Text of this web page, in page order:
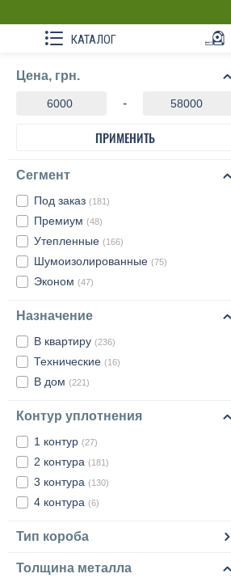
КАТАЛОГ
Цена, грн.
-
ПРИМЕНИТЬ
Сегмент
Под заказ (181)
Премиум (48)
Утепленные (166)
Шумоизолированные (75)
Эконом (47)
Назначение
В квартиру (236)
Технические (16)
В дом (221)
Контур уплотнения
1 контур (27)
2 контура (181)
3 контура (130)
4 контура (6)
Тип короба
Толщина металла